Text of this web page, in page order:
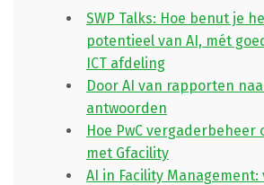
SWP Talks: Hoe benut je
potentieel van AI, mét
ICT afdeling
Door AI van rapporten
antwoorden
Hoe PwC
met Gfacility
AI in Facility